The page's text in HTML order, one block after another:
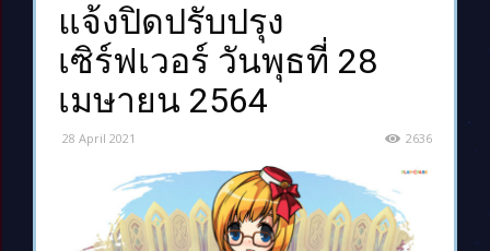
แจ้งปิดปรับปรุง
เซิร์ฟเวอร์ วันพุธที่ 28
เมษายน 2564
28 April 2021 2636